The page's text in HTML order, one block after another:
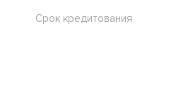
Срок кредитования